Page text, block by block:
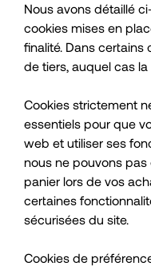
Nous avons détaillé
cookies mises en
finalité. Dans certains
de tiers, auquel cas
Cookies strictement
essentiels pour que
web et utiliser ses
nous ne pouvons
panier lors de vos
certaines
sécurisées du site.
Cookies de